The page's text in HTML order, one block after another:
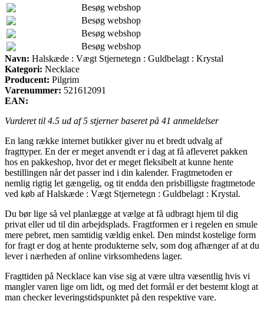
Besøg webshop
Besøg webshop
Besøg webshop
Besøg webshop
Navn: Halskæde : Vægt Stjernetegn : Guldbelagt : Krystal
Kategori: Necklace
Producent: Pilgrim
Varenummer: 521612091
EAN:
Vurderet til 4.5 ud af 5 stjerner baseret på 41 anmeldelser
En lang række internet butikker giver nu et bredt udvalg af
fragttyper. En der er meget anvendt er i dag at få afleveret pakken
hos en pakkeshop, hvor det er meget fleksibelt at kunne hente
bestillingen når det passer ind i din kalender. Fragtmetoden er
nemlig rigtig let gængelig, og tit endda den prisbilligste fragtmetode
ved køb af Halskæde : Vægt Stjernetegn : Guldbelagt : Krystal.
Du bør lige så vel planlægge at vælge at få udbragt hjem til dig
privat eller ud til din arbejdsplads. Fragtformen er i regelen en smule
mere pebret, men samtidig vældig enkel. Den mindst kostelige form
for fragt er dog at hente produkterne selv, som dog afhænger af at du
lever i nærheden af online virksomhedens lager.
Fragttiden på Necklace kan vise sig at være ultra væsentlig hvis vi
mangler varen lige om lidt, og med det formål er det bestemt klogt at
man checker leveringstidspunktet på den respektive vare.